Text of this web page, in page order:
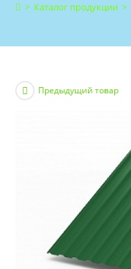
> Каталог продукции >
Предыдущий товар